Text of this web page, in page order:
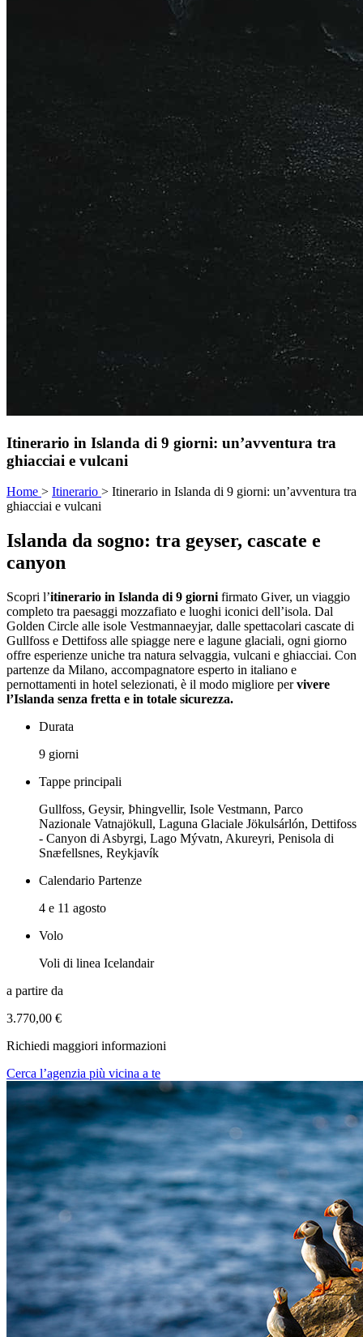
Itinerario in Islanda di 9 giorni: un’avventura tra
ghiacciai e vulcani
Home > Itinerario > Itinerario in Islanda di 9 giorni: un’avventura tra
ghiacciai e vulcani
Islanda da sogno: tra geyser, cascate e
canyon
Scopri l’itinerario in Islanda di 9 giorni firmato Giver, un viaggio
completo tra paesaggi mozzafiato e luoghi iconici dell’isola. Dal
Golden Circle alle isole Vestmannaeyjar, dalle spettacolari cascate di
Gullfoss e Dettifoss alle spiagge nere e lagune glaciali, ogni giorno
offre esperienze uniche tra natura selvaggia, vulcani e ghiacciai. Con
partenze da Milano, accompagnatore esperto in italiano e
pernottamenti in hotel selezionati, è il modo migliore pervivere
l’Islanda senza fretta e in totale sicurezza.
Durata
9 giorni
Tappe principali
Gullfoss, Geysir, Þhingvellir, Isole Vestmann, Parco
Nazionale Vatnajökull, Laguna Glaciale Jökulsárlón, Dettifoss
- Canyon di Asbyrgi, Lago Mývatn, Akureyri, Penisola di
Snæfellsnes, Reykjavík
Calendario Partenze
4 e 11 agosto
Volo
Voli di linea Icelandair
a partire da
3.770,00 €
Richiedi maggiori informazioni
Cerca l’agenzia più vicina a te